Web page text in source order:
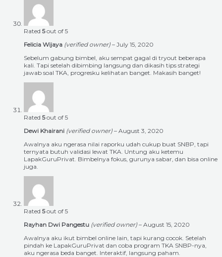
Rated 5out of 5
Felicia Wijaya (verified owner) – July 15, 2020
Sebelum gabung bimbel, aku sempat gagal di tryout beberapa
kali. Tapi setelah dibimbing langsung dan dikasih tips strategi
jawab soal TKA, progresku kelihatan banget. Makasih banget!
Rated 5out of 5
Dewi Khairani (verified owner) – August 3, 2020
Awalnya aku ngerasa nilai raporku udah cukup buat SNBP, tapi
ternyata butuh validasi lewat TKA. Untung aku ketemu
LapakGuruPrivat. Bimbelnya fokus, gurunya sabar, dan bisa online
juga.
Rated 5out of 5
Rayhan Dwi Pangestu (verified owner) – August 15, 2020
Awalnya aku ikut bimbel online lain, tapi kurang cocok. Setelah
pindah ke LapakGuruPrivat dan coba program TKA SNBP-nya,
aku ngerasa beda banget. Interaktif, langsung paham.